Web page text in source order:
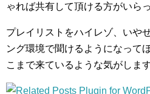
ゃれば共有して頂ける方がいら
プレイリストをハイレゾ、いや
ング環境で聞けるようになって
こまで来ているような気がします